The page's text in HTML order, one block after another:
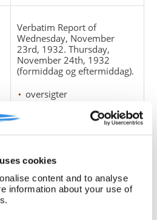
cookies
content and to analyse
information about your use of
Verbatim Report of
Wednesday, November
23rd, 1932. Thursday,
November 24th, 1932
(formiddag og eftermiddag).
oversigter
Østgrønlandssagen
østgrønlændere
retsvæsen
suverænitet